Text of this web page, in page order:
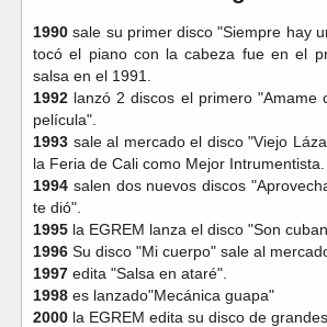
1990 sale su primer disco "Siempre hay
tocó el piano con la cabeza fue en el
salsa en el 1991.
1992 lanzó 2 discos el primero
película".
1993 sale al mercado el disco "Viejo
la Feria de Cali como Mejor Intrumentista.
1994 salen dos nuevos discos
te dió".
1995 la EGREM lanza el disco "Son
1996 Su disco "Mi cuerpo" sale al
1997 edita "Salsa en ataré".
1998 es lanzado"Mecánica guapa"
2000 la EGREM edita su disco de